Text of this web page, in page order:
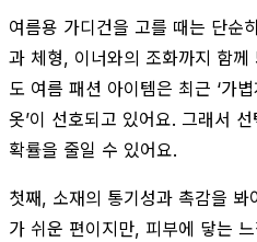
여름용 가디건을 고를 때는 단순
과 체형, 이너와의 조화까지 함
도 여름 패션 아이템은 최근 ‘가
옷’이 선호되고 있어요. 그래서
확률을 줄일 수 있어요.
첫째, 소재의 통기성과 촉감을
가 쉬운 편이지만, 피부에 닿는